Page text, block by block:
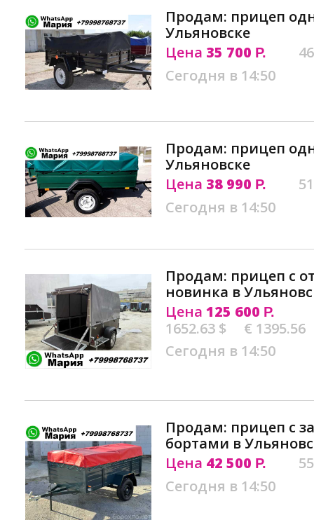
Продам: прицеп
Ульяновске
Цена 35 700 Р.
Сегодня в 14:50
Продам: прицеп
Ульяновске
Цена 38 990 Р.
Сегодня в 14:50
Продам: прицеп с
новинка в
Цена 125 600 Р.
1652.63 $
€ 1395.56
Сегодня в 14:50
Продам: прицеп с
бортами в
Цена 42 500 Р.
Сегодня в 14:50